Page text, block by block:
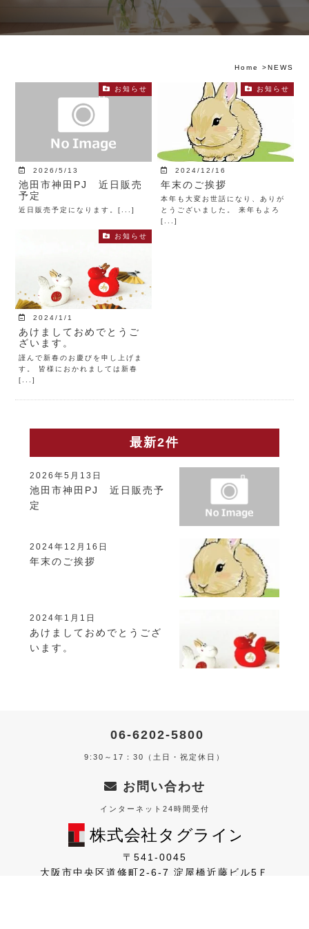
Home >NEWS
お知らせ
2026/5/13
池田市神田PJ 近日販売
予定
近日販売予定になります。[...]
お知らせ
2024/12/16
年末のご挨拶
本年も大変お世話になり、ありが
とうございました。 来年もよろ
[...]
お知らせ
2024/1/1
あけましておめでとうご
ざいます。
謹んで新春のお慶びを申し上げま
す。 皆様におかれましては新春
[...]
最新2件
2026年5月13日
池田市神田PJ 近日販売予
定
2024年12月16日
年末のご挨拶
2024年1月1日
あけましておめでとうござ
います。
06-6202-5800
9:30～17：30（土日・祝定休日）
お問い合わせ
インターネット24時間受付
〒541-0045
大阪市中央区道修町2-6-7 淀屋橋近藤ビル5Ｆ